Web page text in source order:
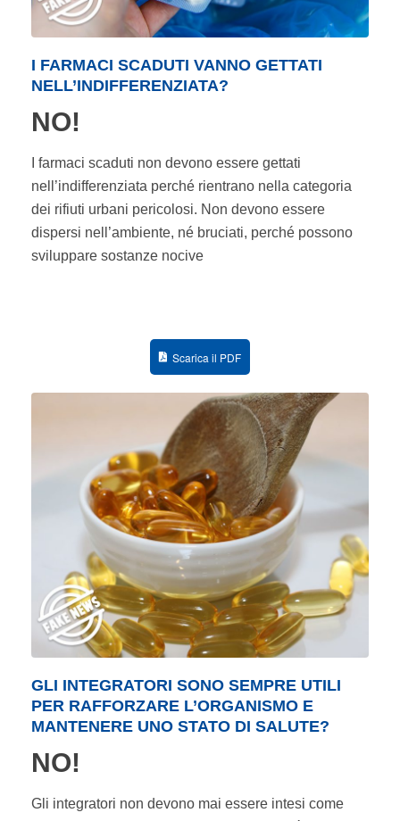
I FARMACI SCADUTI VANNO GETTATI
NELL’INDIFFERENZIATA?
NO!
I farmaci scaduti non devono essere gettati
nell’indifferenziata perché rientrano nella categoria
dei rifiuti urbani pericolosi. Non devono essere
dispersi nell’ambiente, né bruciati, perché possono
sviluppare sostanze nocive
Scarica il PDF
GLI INTEGRATORI SONO SEMPRE UTILI
PER RAFFORZARE L’ORGANISMO E
MANTENERE UNO STATO DI SALUTE?
NO!
Gli integratori non devono mai essere intesi come